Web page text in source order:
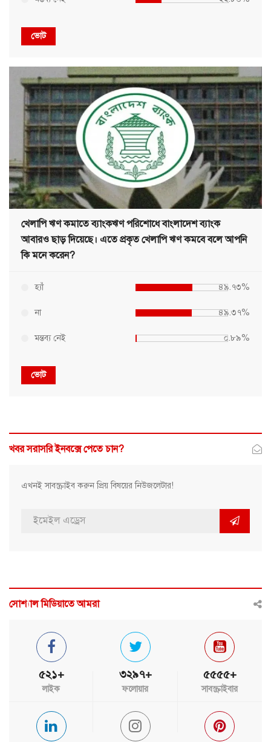
ভোট
খেলাপি ঋণ কমাতে ব্যাংকঋণ পরিশোধে বাংলাদেশ ব্যাংক
আবারও ছাড় দিয়েছে। এতে প্রকৃত খেলাপি ঋণ কমবে বলে আপনি
কি মনে করেন?
হ্যাঁ ৪৯.৭৩%
না ৪৯.৩৭%
মন্তব্য নেই ০.৮৯%
ভোট
খবর সরাসরি ইনবক্সে পেতে চান?
এখনই সাবস্ক্রাইব করুন প্রিয় বিষয়ের নিউজলেটার!
সোশ্যাল মিডিয়াতে আমরা
৫২১+
লাইক
৩২৯৭+
ফলোয়ার
৫৫৫৫+
সাবস্ক্রাইবার